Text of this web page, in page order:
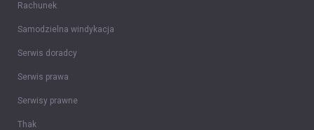
Rachunek
Samodzielna windykacja
Serwis doradcy
Serwis prawa
Serwisy prawne
Thak